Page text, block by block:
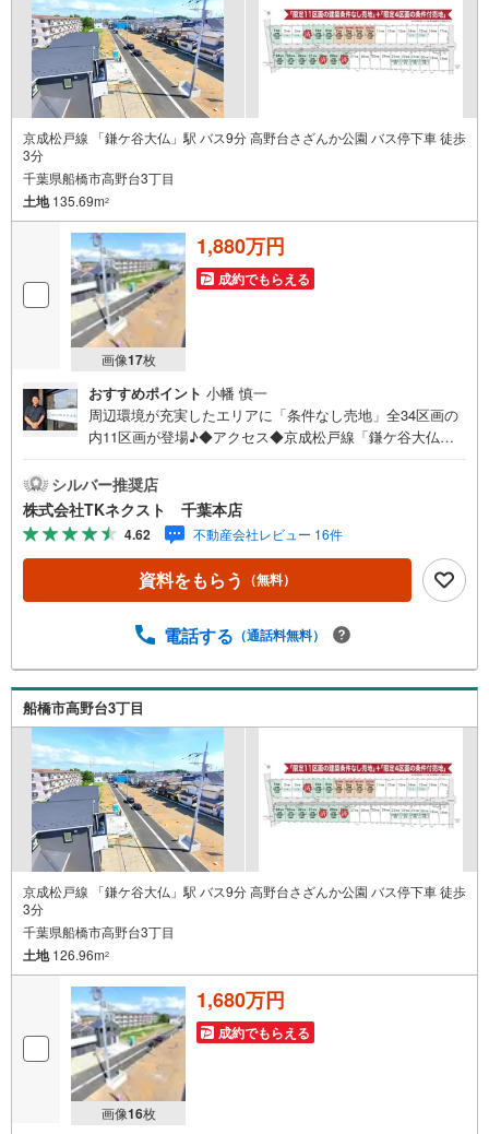
京成松戸線 「鎌ケ谷大仏」駅 バス9分 高野台さざんか公園 バス停下車 徒歩
3分
千葉県船橋市高野台3丁目
土地135.69m2
画像17枚
1,880万円
成約でもらえる
おすすめポイント 小幡 慎一
周辺環境が充実したエリアに「条件なし売地」全34区画の
内11区画が登場♪◆アクセス◆京成松戸線「鎌ケ谷大仏」
家族の多い分譲地は、困ったときも心強い♪お好きなハウ
スメーカーで建築できる「建築条件なし」♪ご家族のスタ
イルに合った住まいをご提案♪土地約40～45坪、多彩なプ
ランが可能な広さ♪忙しい方にも嬉しいスーパーやコンビ
ニが徒歩圏内♪お子様とすぐに遊びに行ける距離に公園が
あるのは嬉しい♪◆周辺環境◆船橋市立八木が谷北小学
保育園 徒歩23分食鮮館ヒフミ 徒歩5分ローソン白井根
分閑静な住宅街で、緑が多く公園も点在している船橋市高
野台3丁目に条件なし売地が登場です!!近くに日本大学理工
学部があり、学生向けの施設や商店も見られ、幹線道路か
ら少し入った落ち着いた雰囲気のエリアです♪
シルバー推奨店
株式会社TKネクスト 千葉本店
4.62 不動産会社レビュー 16件
資料をもらう （無料）
電話する （通話料無料）
船橋市高野台3丁目
京成松戸線 「鎌ケ谷大仏」駅 バス9分 高野台さざんか公園 バス停下車 徒歩
3分
千葉県船橋市高野台3丁目
土地126.96m2
画像16枚
1,680万円
成約でもらえる